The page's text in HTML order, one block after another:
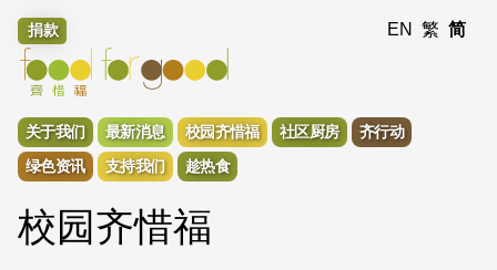
捐款 EN 繁 简
关于我们 最新消息 校园齐惜福 社区厨房
齐行动
绿色资讯
支持我们 趁热食
校园齐惜福